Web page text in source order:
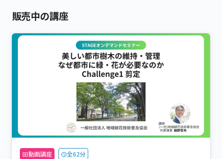
販売中の講座
動画講座 全62分